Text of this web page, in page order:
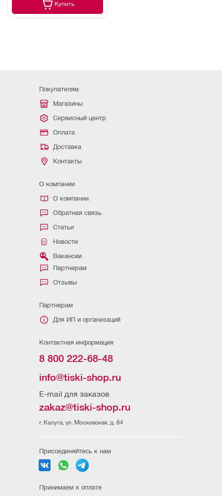
Купить
Покупателям
Магазины
Сервисный центр
Оплата
Доставка
Контакты
О компании
О компании
Обратная связь
Статьи
Новости
Вакансии
Партнерам
Отзывы
Партнерам
Для ИП и организаций
Контактная информация
8 800 222-68-48
info@tiski-shop.ru
E-mail для заказов
zakaz@tiski-shop.ru
г. Калуга, ул. Московская, д. 84
Присоединяйтесь к нам
Принимаем к оплате